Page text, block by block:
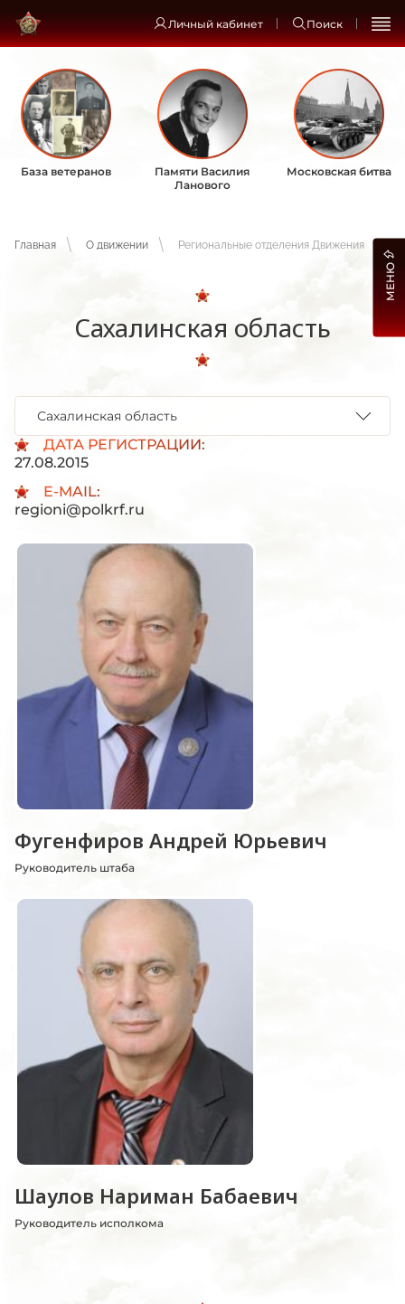
Личный кабинет Поиск
База ветеранов
Памяти Василия
Ланового
Московская битва
Главная О движении Региональные отделения Движения
Сахалинская область
ДАТА РЕГИСТРАЦИИ:
27.08.2015
E-MAIL:
regioni@polkrf.ru
Сахалинская область
Фугенфиров Андрей Юрьевич
Руководитель штаба
Шаулов Нариман Бабаевич
Руководитель исполкома
МЕНЮ